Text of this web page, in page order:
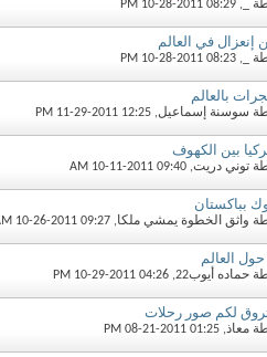
‏, 10-28-2011 08:29 PM
إنعزال في العالم
‏, 10-28-2011 08:23 PM
سوسنة إسماعيل‏, 11-29-2011 12:25 PM
بين الكهوف
توني دريت‏, 10-11-2011 09:40 AM
بباكستان
واثق الخطوة يمشي ملكا‏, 10-26-2011 09:27 AM
العالم
حماده أيوب22 ‏, 10-29-2011 04:26 PM
لكم صور رحلات
معاذ‏, 08-21-2011 01:25 PM